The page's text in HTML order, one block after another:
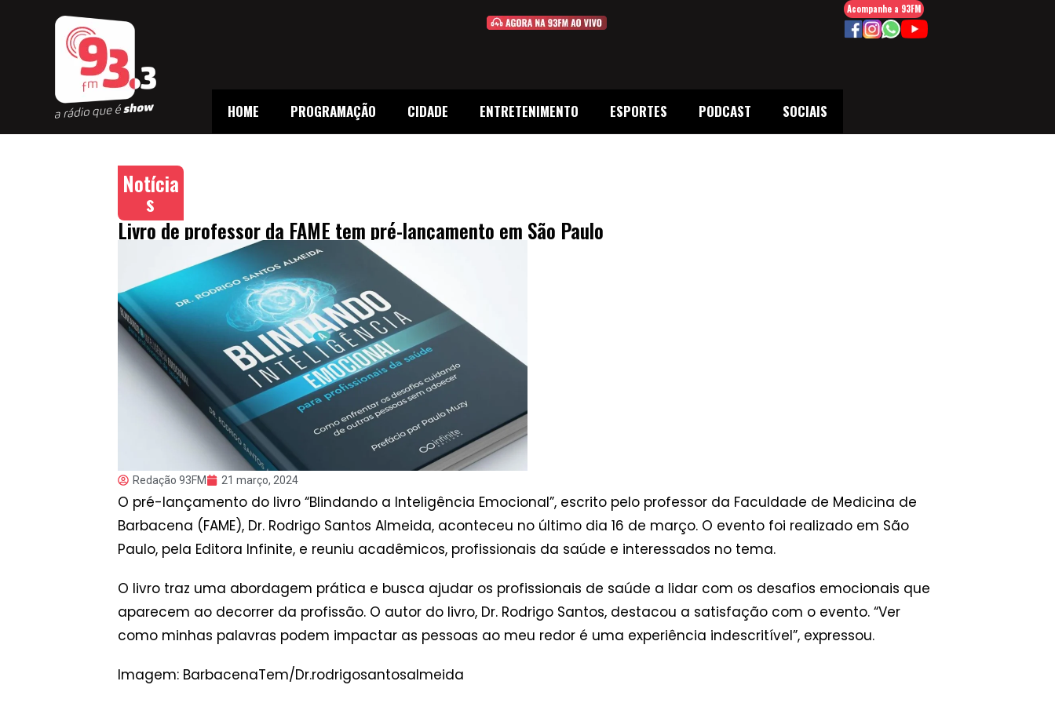
HOME PROGRAMAÇÃO CIDADE ENTRETENIMENTO ESPORTES PODCAST SOCIAIS
Acompanhe a 93FM
Notícia
s
Livro de professor da FAME tem pré-lançamento em São Paulo
Redação 93FM 21 março, 2024
O pré-lançamento do livro “Blindando a Inteligência Emocional”, escrito pelo professor da Faculdade de Medicina de
Barbacena (FAME), Dr. Rodrigo Santos Almeida, aconteceu no último dia 16 de março. O evento foi realizado em São
Paulo, pela Editora Infinite, e reuniu acadêmicos, profissionais da saúde e interessados no tema.
O livro traz uma abordagem prática e busca ajudar os profissionais de saúde a lidar com os desafios emocionais que
aparecem ao decorrer da profissão. O autor do livro, Dr. Rodrigo Santos, destacou a satisfação com o evento. “Ver
como minhas palavras podem impactar as pessoas ao meu redor é uma experiência indescritível”, expressou.
Imagem: BarbacenaTem/Dr.rodrigosantosalmeida